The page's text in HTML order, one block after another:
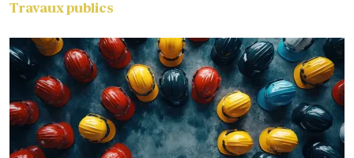
Travaux publics